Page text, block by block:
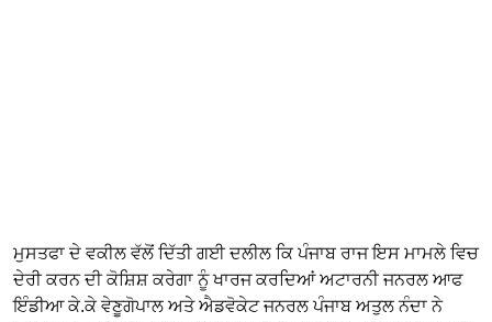
ਮੁਸਤਫਾ ਦੇ ਵਕੀਲ ਵੱਲੋਂ ਦਿੱਤੀ ਗਈ ਦਲੀਲ ਕਿ ਪੰਜਾਬ ਰਾਜ ਇਸ ਮਾਮਲੇ ਵਿਚ
ਦੇਰੀ ਕਰਨ ਦੀ ਕੋਸ਼ਿਸ਼ ਕਰੇਗਾ ਨੂੰ ਖਾਰਜ ਕਰਦਿਆਂ ਅਟਾਰਨੀ ਜਨਰਲ ਆਫ
ਇੰਡੀਆ ਕੇ.ਕੇ ਵੇਣੂਗੋਪਾਲ ਅਤੇ ਐਡਵੋਕੇਟ ਜਨਰਲ ਪੰਜਾਬ ਅਤੁਲ ਨੰਦਾ ਨੇ